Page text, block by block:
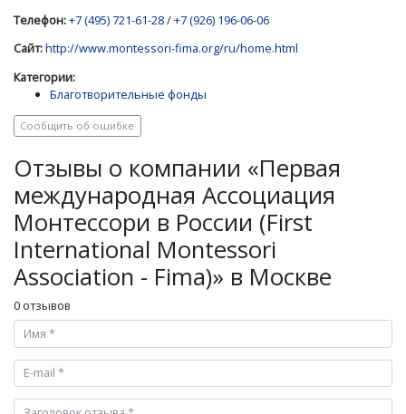
Телефон:+7 (495) 721-61-28/+7 (926) 196-06-06
Сайт:http://www.montessori-fima.org/ru/home.html
Категории:
Благотворительные фонды
Сообщить об ошибке
Отзывы о компании «Первая
международная Ассоциация
Монтессори в России (First
International Montessori
Association - Fima)» в Москве
0 отзывов